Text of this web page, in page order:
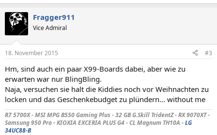
Fragger911
Vice Admiral
18. November 2015 #3
Hm, sind auch ein paar X99-Boards dabei, aber wie zu
erwarten war nur BlingBling.
Naja, versuchen sie halt die Kiddies noch vor Weihnachten zu
locken und das Geschenkebudget zu plündern... without me
R7 5700X - MSI MPG B550 Gaming Plus - 32 GB G.Skill TridentZ - RX 9070XT -
Samsung 950 Pro - KIOXIA EXCERIA PLUS G4 - CL Magnum TH10A -LG
34UC88-B